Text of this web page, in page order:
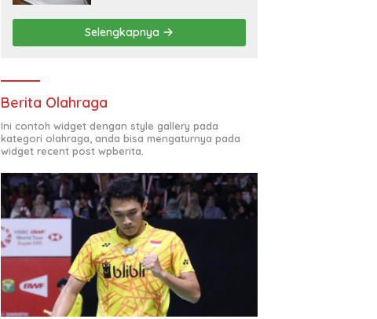
Selengkapnya
Berita Olahraga
Ini contoh widget dengan style gallery pada
kategori olahraga, anda bisa mengaturnya pada
widget recent post wpberita.